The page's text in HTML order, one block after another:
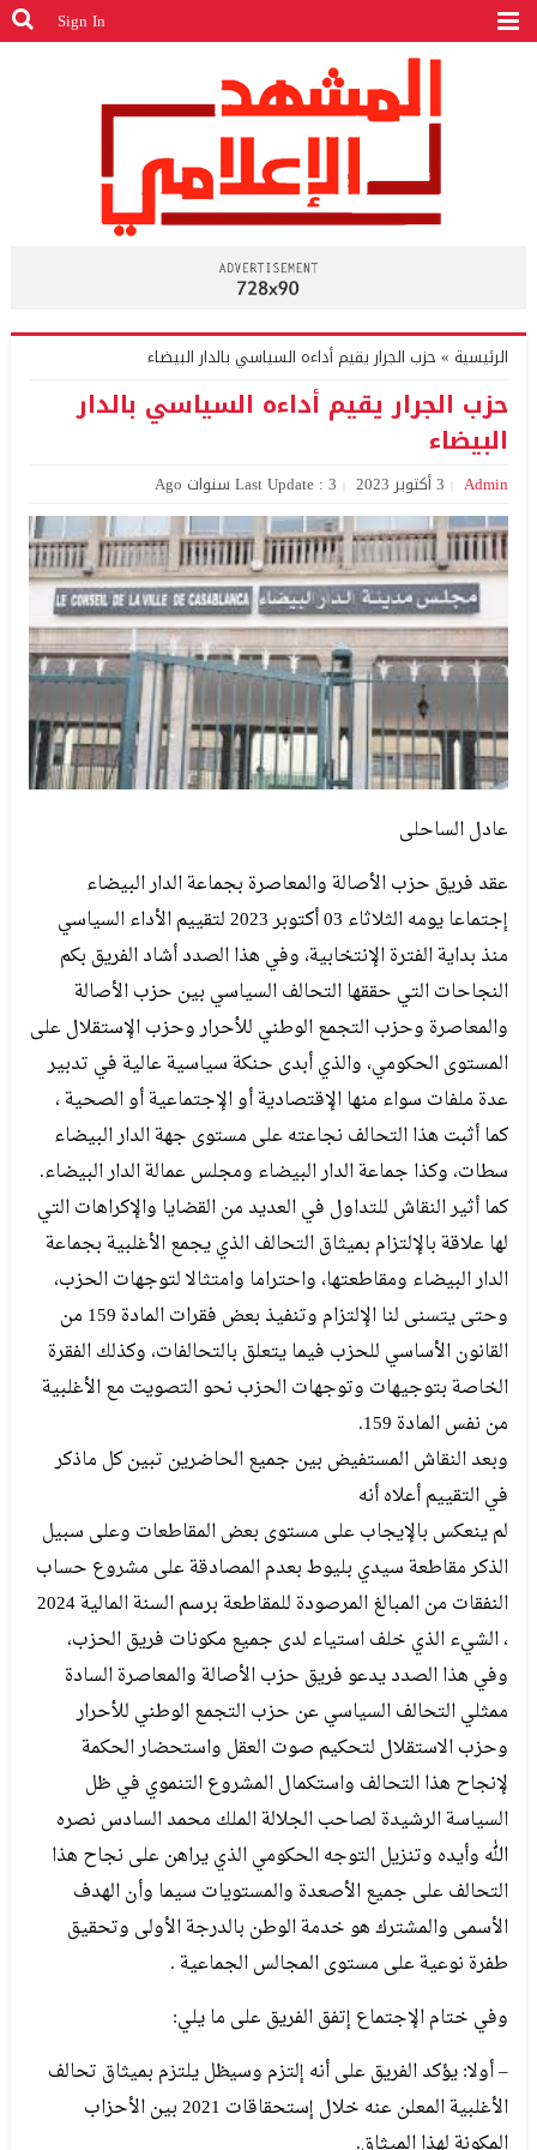
Sign In
الرئيسية » حزب الجرار يقيم أداءه السياسي بالدار البيضاء
حزب الجرار يقيم أداءه السياسي بالدار
البيضاء
Admin 3 أكتوبر 2023 Last Update : 3 سنوات Ago
عادل الساحلى
عقد فريق حزب الأصالة والمعاصرة بجماعة الدار البيضاء
إجتماعا يومه الثلاثاء 03 أكتوبر 2023 لتقييم الأداء السياسي
منذ بداية الفترة الإنتخابية، وفي هذا الصدد أشاد الفريق بكم
النجاحات التي حققها التحالف السياسي بين حزب الأصالة
والمعاصرة وحزب التجمع الوطني للأحرار وحزب الإستقلال على
المستوى الحكومي، والذي أبدى حنكة سياسية عالية في تدبير
عدة ملفات سواء منها الإقتصادية أو الإجتماعية أو الصحية ،
كما أثبت هذا التحالف نجاعته على مستوى جهة الدار البيضاء
سطات، وكذا جماعة الدار البيضاء ومجلس عمالة الدار البيضاء.
كما أثير النقاش للتداول في العديد من القضايا والإكراهات التي
لها علاقة بالإلتزام بميثاق التحالف الذي يجمع الأغلبية بجماعة
الدار البيضاء ومقاطعتها، واحتراما وامتثالا لتوجهات الحزب،
وحتى يتسنى لنا الإلتزام وتنفيذ بعض فقرات المادة 159 من
القانون الأساسي للحزب فيما يتعلق بالتحالفات، وكذلك الفقرة
الخاصة بتوجيهات وتوجهات الحزب نحو التصويت مع الأغلبية
من نفس المادة 159.
وبعد النقاش المستفيض بين جميع الحاضرين تبين كل ماذكر
في التقييم أعلاه أنه
لم ينعكس بالإيجاب على مستوى بعض المقاطعات وعلى سبيل
الذكر مقاطعة سيدي بليوط بعدم المصادقة على مشروع حساب
النفقات من المبالغ المرصودة للمقاطعة برسم السنة المالية 2024
، الشيء الذي خلف استياء لدى جميع مكونات فريق الحزب،
وفي هذا الصدد يدعو فريق حزب الأصالة والمعاصرة السادة
ممثلي التحالف السياسي عن حزب التجمع الوطني للأحرار
وحزب الاستقلال لتحكيم صوت العقل واستحضار الحكمة
لإنجاح هذا التحالف واستكمال المشروع التنموي في ظل
السياسة الرشيدة لصاحب الجلالة الملك محمد السادس نصره
الله وأيده وتنزيل التوجه الحكومي الذي يراهن على نجاح هذا
التحالف على جميع الأصعدة والمستويات سيما وأن الهدف
الأسمى والمشترك هو خدمة الوطن بالدرجة الأولى وتحقيق
طفرة نوعية على مستوى المجالس الجماعية .
وفي ختام الإجتماع إتفق الفريق على ما يلي:
– أولا: يؤكد الفريق على أنه إلتزم وسيظل يلتزم بميثاق تحالف
الأغلبية المعلن عنه خلال إستحقاقات 2021 بين الأحزاب